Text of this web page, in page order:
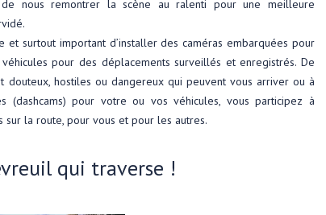
nous remontrer la scène au ralenti pour une meilleure
surtout important d’installer des caméras embarquées pour
pour des déplacements surveillés et enregistrés. De
hostiles ou dangereux qui peuvent vous arriver ou à
(dashcams) pour votre ou vos véhicules, vous participez à
sur la route, pour vous et pour les autres.
qui traverse !